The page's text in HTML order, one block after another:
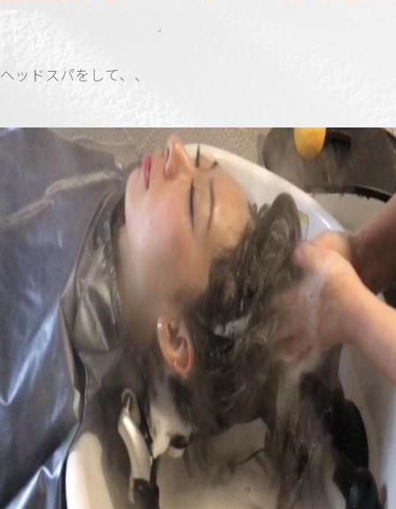
ヘッドスパをして、、